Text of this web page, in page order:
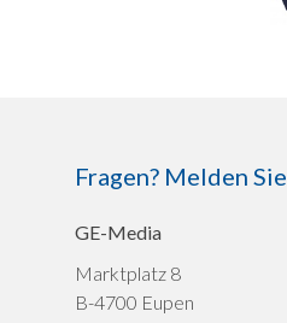
Fragen? Melden
GE-Media
Marktplatz 8
B-4700 Eupen